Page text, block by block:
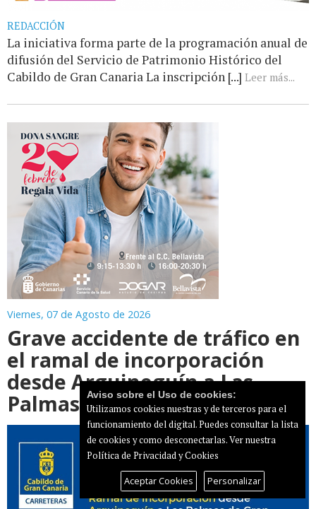
REDACCIÓN
La iniciativa forma parte de la programación anual de
difusión del Servicio de Patrimonio Histórico del
Cabildo de Gran Canaria La inscripción [...] Leer más...
Viernes, 07 de Agosto de 2026
Grave accidente de tráfico en
el ramal de incorporación
desde Arguineguín a Las
Palmas de GCAviso sobre el Uso de cookies:
Utilizamos cookies nuestras y de terceros para el
funcionamiento del digital. Puedes consultar la lista
de cookies y como desconectarlas.Ver nuestra
Política de Privacidad y Cookies
Aceptar Cookies Personalizar